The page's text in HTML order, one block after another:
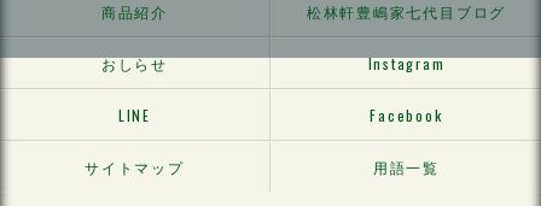
商品紹介 松林軒豊嶋家七代目ブログ
おしらせ Instagram
LINE Facebook
サイトマップ 用語一覧